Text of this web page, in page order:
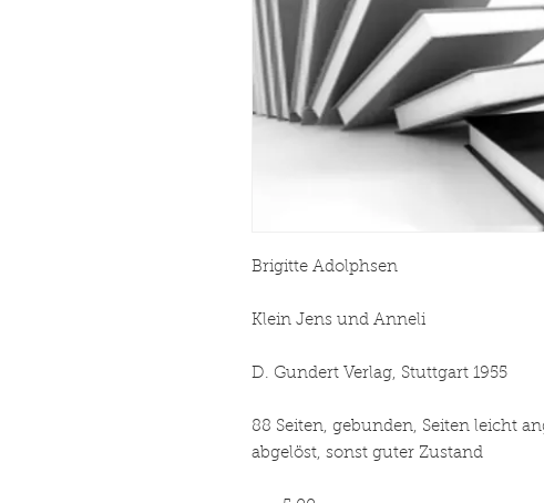
Brigitte Adolphsen
Klein Jens und Anneli
D. Gundert Verlag, Stuttgart 1955
88 Seiten, gebunden, Seiten leicht
abgelöst, sonst guter Zustand